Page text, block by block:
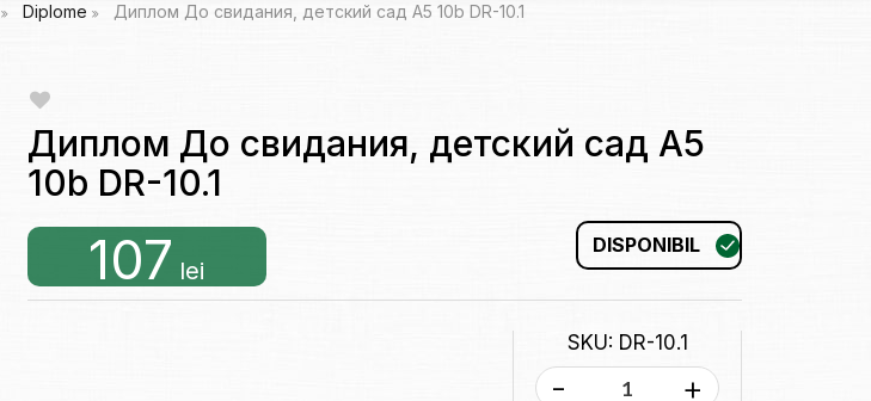
Diplome Диплом До свидания, детский сад A5 10b DR-10.1
Диплом До свидания, детский сад A5
10b DR-10.1
107 lei
DISPONIBIL
SKU: DR-10.1
- +